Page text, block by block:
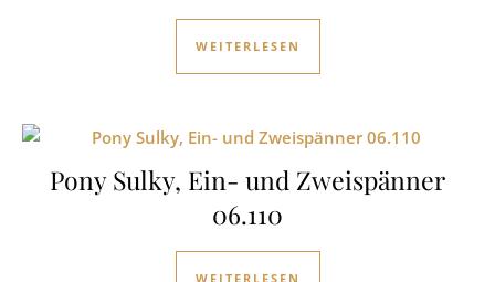
WEITERLESEN
Pony Sulky, Ein- und Zweispänner
06.110
WEITERLESEN